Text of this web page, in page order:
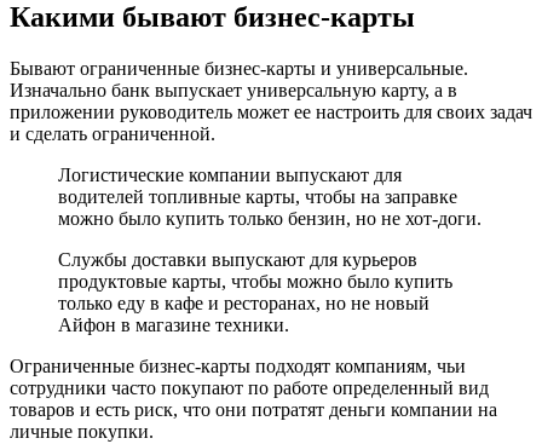
Какими бывают бизнес-карты
Бывают ограниченные бизнес-карты и универсальные.
Изначально банк выпускает универсальную карту, а в
приложении руководитель может ее настроить для своих задач
и сделать ограниченной.
Логистические компании выпускают для
водителей топливные карты, чтобы на заправке
можно было купить только бензин, но не хот-доги.
Службы доставки выпускают для курьеров
продуктовые карты, чтобы можно было купить
только еду в кафе и ресторанах, но не новый
Айфон в магазине техники.
Ограниченные бизнес-карты подходят компаниям, чьи
сотрудники часто покупают по работе определенный вид
товаров и есть риск, что они потратят деньги компании на
личные покупки.